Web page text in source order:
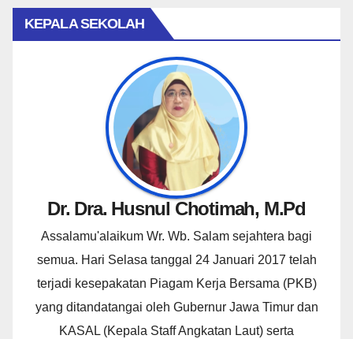
KEPALA SEKOLAH
Dr. Dra. Husnul Chotimah, M.Pd
Assalamu'alaikum Wr. Wb. Salam sejahtera bagi
semua. Hari Selasa tanggal 24 Januari 2017 telah
terjadi kesepakatan Piagam Kerja Bersama (PKB)
yang ditandatangai oleh Gubernur Jawa Timur dan
KASAL (Kepala Staff Angkatan Laut) serta